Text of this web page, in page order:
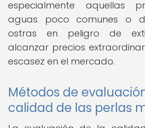
especialmente aquellas
aguas poco comunes o
ostras en peligro de
alcanzar precios
escasez en el mercado.
Métodos de
calidad de las perlas